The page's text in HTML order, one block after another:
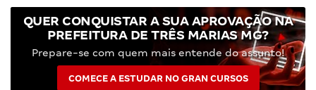
QUER CONQUISTAR A SUA APROVAÇÃO NA
PREFEITURA DE TRÊS MARIAS MG?
Prepare-se com quem mais entende do assunto!
COMECE A ESTUDAR NO GRAN CURSOS